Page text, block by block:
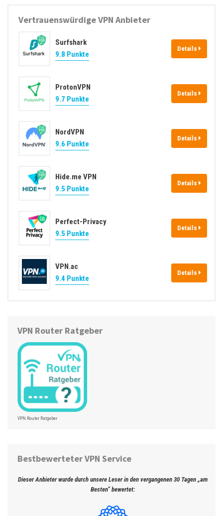
Vertrauenswürdige VPN Anbieter
Surfshark
9.8 Punkte
Details
ProtonVPN
9.7 Punkte
Details
NordVPN
9.6 Punkte
Details
Hide.me VPN
9.5 Punkte
Details
Perfect-Privacy
9.5 Punkte
Details
VPN.ac
9.4 Punkte
Details
VPN Router Ratgeber
VPN Router Ratgeber
Bestbewerteter VPN Service
Dieser Anbieter wurde durch unsere Leser in den vergangenen 30 Tagen „am
Besten“ bewertet: